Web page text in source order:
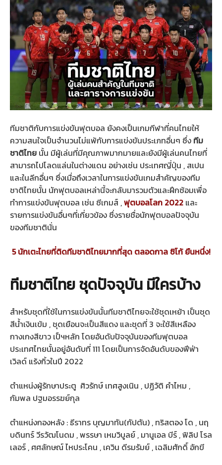
ทีมชาติกับการแข่งขันฟุตบอล ยังคงเป็นเกมกีฬาที่คนไทยให้
ความสนใจเป็นจำนวนไม่แพ้กับการแข่งขันประเภทอื่นๆ ซึ่ง ทีม
ชาติไทย นั้น มีผู้เล่นที่มีคุณภาพมากมายและยังมีผู้เล่นคนไทยที่
สามารถไปโลดแล่นในต่างแดน อย่างเช่น ประเทศญี่ปุ่น , สเปน
และในลีกอื่นๆ ซึ่งเมื่อถึงเวลาในการแข่งขันเกมสำคัญของทีม
ชาติไทยนั้น นักฟุตบอลเหล่านี้จะกลับมารวมตัวและฝึกซ้อมเพื่อ
ทำการแข่งขันฟุตบอล เช่น ซีเกมส์ ,ฟุตบอลโลก 2022 และ
รายการแข่งขันอื่นๆที่เกี่ยวข้อง ซึ่งรายชื่อนักฟุตบอลปัจจุบัน
ของทีมชาตินั่น
5 นักเตะไทยที่ติดทีมชาติไทยมากที่สุด ตลอดกาล ซิโก้ ยืนหนึ่ง!
ทีมชาติไทย ชุดปัจจุบัน มีใครบ้าง
สำหรับชุดที่ใช้ในการแข่งขันนั้นทีมชาติไทยจะใช้ชุดเหย้า เป็นชุด
สีน้ำเงินเข้ม , ชุดเยือนจะเป็นสีแดง และชุดที่ 3 จะใช้สีเหลือง
กางเกงสีขาว เป็ฯหลัก โดยอันดับปัจจุบันของทีมฟุตบอล
ประเทศไทยนั้นอยู่อันดับที่ 111 โดยเป็นการจัดอันดับของฟีฟ่า
เวิลด์ แร้งกิ้วในปี 2022
ตำแหน่งผู้รักษาประตู ศิวรักษ์ เทศสูงเนิน , ปฏิวัติ คำไหม ,
กัมพล ปฐมอรรฆย์กุล
ตำแหน่งกองหลัง : ธีราทร บุญมาทัน(กัปตัน) , ทริสตอง โด , นฤ
บดินทร์ วีรวัฒโนดม , พรรษา เหมวิบูลย์ , มานูเอล บีร์ , ฟิลิป โรล
เลอร์ , ศศลักษณ์ ไหประโคน , เควิน ดีรมรัมย์ , เฉลิมศักดิ์ อักขี